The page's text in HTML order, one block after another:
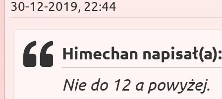
30-12-2019, 22:44
Himechan
Nie do 12 a powyżej.